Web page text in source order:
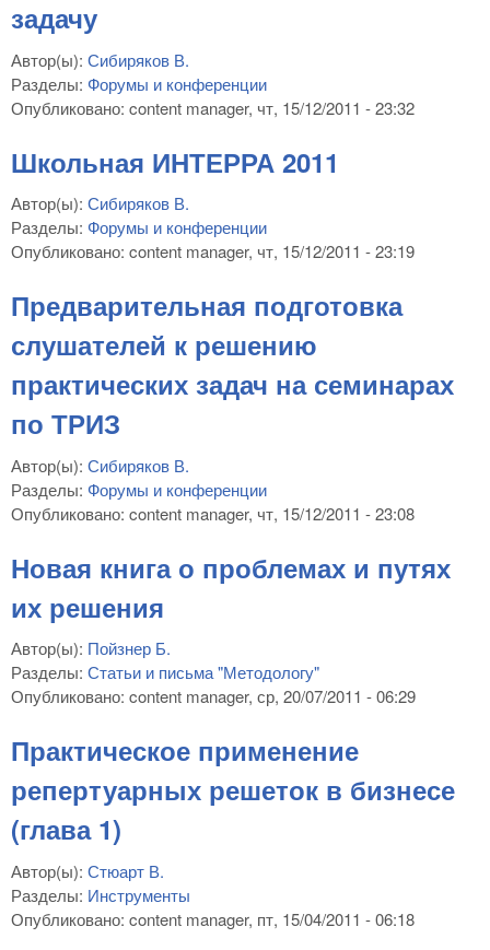
задачу
Автор(ы): Сибиряков В.
Разделы: Форумы и конференции
Опубликовано: content manager, чт, 15/12/2011 - 23:32
Школьная ИНТЕРРА 2011
Автор(ы): Сибиряков В.
Разделы: Форумы и конференции
Опубликовано: content manager, чт, 15/12/2011 - 23:19
Предварительная подготовка
слушателей к решению
практических задач на семинарах
по ТРИЗ
Автор(ы): Сибиряков В.
Разделы: Форумы и конференции
Опубликовано: content manager, чт, 15/12/2011 - 23:08
Новая книга о проблемах и путях
их решения
Автор(ы): Пойзнер Б.
Разделы: Статьи и письма "Методологу"
Опубликовано: content manager, ср, 20/07/2011 - 06:29
Практическое применение
репертуарных решеток в бизнесе
(глава 1)
Автор(ы): Стюарт В.
Разделы: Инструменты
Опубликовано: content manager, пт, 15/04/2011 - 06:18